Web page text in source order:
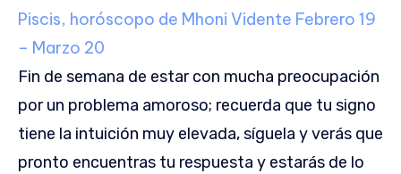
Piscis, horóscopo de Mhoni Vidente Febrero 19
– Marzo 20
Fin de semana de estar con mucha preocupación
por un problema amoroso; recuerda que tu signo
tiene la intuición muy elevada, síguela y verás que
pronto encuentras tu respuesta y estarás de lo